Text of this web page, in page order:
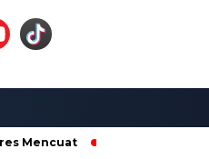
Borong Proyek di